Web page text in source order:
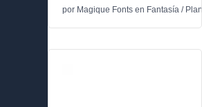
por Magique Fonts en Fantasía /